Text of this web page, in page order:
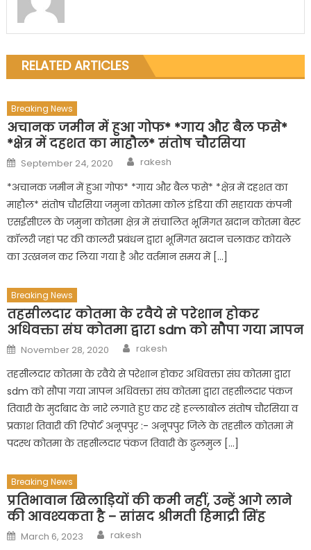
RELATED ARTICLES
Breaking News
अचानक जमीन में हुआ गोफ* *गाय और बैल फसे*
*क्षेत्र में दहशत का माहौल* संतोष चौरसिया
Posted
on
September 24, 2020 Author
rakesh
*अचानक जमीन में हुआ गोफ* *गाय और बैल फसे* *क्षेत्र में दहशत का
माहौल* संतोष चौरसिया जमुना कोतमा कोल इंडिया की सहायक कंपनी
एसईसीएल के जमुना कोतमा क्षेत्र में संचालित भूमिगत खदान कोतमा बेस्ट
कॉलरी जहां पर की कालरी प्रबंधन द्वारा भूमिगत खदान चलाकर कोयले
का उत्खनन कर लिया गया है और वर्तमान समय में […]
Breaking News
तहसीलदार कोतमा के रवैये से परेशान होकर
अधिवक्ता संघ कोतमा द्वारा sdm को सौपा गया ज्ञापन
Posted
on
November 28, 2020 Author
rakesh
तहसीलदार कोतमा के रवैये से परेशान होकर अधिवक्ता संघ कोतमा द्वारा
sdm को सौपा गया ज्ञापन अधिवक्ता संघ कोतमा द्वारा तहसीलदार पंकज
तिवारी के मुर्दाबाद के नारे लगाते हुए कर रहे हल्लाबोल संतोष चौरसिया व
प्रकाश तिवारी की रिपोर्ट अनूपपुर :- अनूपपुर जिले के तहसील कोतमा में
पदस्थ कोतमा के तहसीलदार पंकज तिवारी के ढुलमुल […]
Breaking News
प्रतिभावान खिलाड़ियों की कमी नहीं, उन्हें आगे लाने
की आवश्यकता है – सांसद श्रीमती हिमाद्री सिंह
Posted
on
March 6, 2023 Author
rakesh